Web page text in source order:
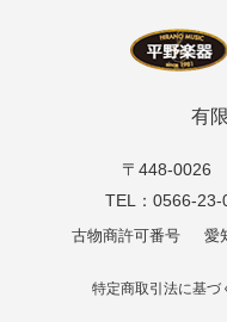
有
〒448-0026
TEL：0566-
古物商許可番号 愛
特定商取引法に基づ